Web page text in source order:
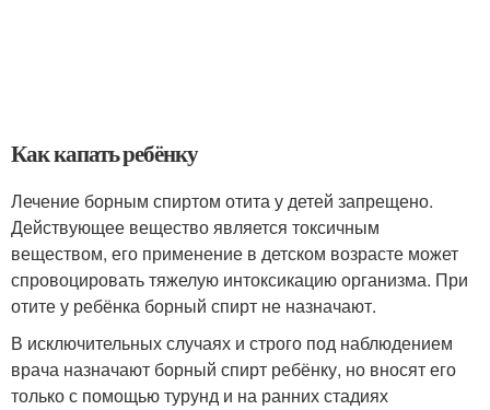
Как капать ребёнку
Лечение борным спиртом отита у детей запрещено.
Действующее вещество является токсичным
веществом, его применение в детском возрасте может
спровоцировать тяжелую интоксикацию организма. При
отите у ребёнка борный спирт не назначают.
В исключительных случаях и строго под наблюдением
врача назначают борный спирт ребёнку, но вносят его
только с помощью турунд и на ранних стадиях